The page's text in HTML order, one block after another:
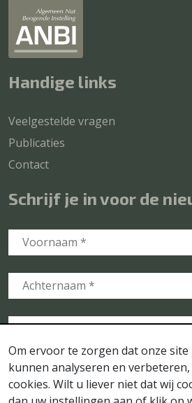
Handige links
Veelgestelde vragen
Publicaties
Contact
Schrijf je in voor de
Om ervoor te zorgen dat onze site
kunnen analyseren en
cookies. Wilt u liever niet dat wij